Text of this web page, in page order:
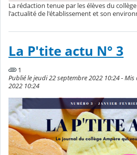
La rédaction tenue par les élèves du
l'actualité de l'établissement et son
La P'tite actu N° 3
1
Publié le jeudi 22 septembre 2022 10:24 -
2022 10:24